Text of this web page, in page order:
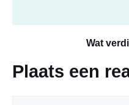
Wat
Plaats een